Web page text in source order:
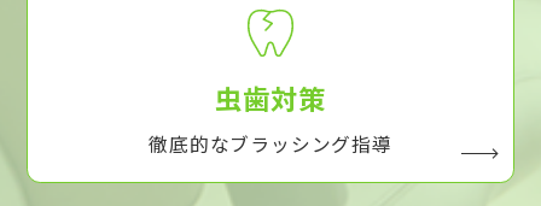
虫歯対策
徹底的なブラッシング指導